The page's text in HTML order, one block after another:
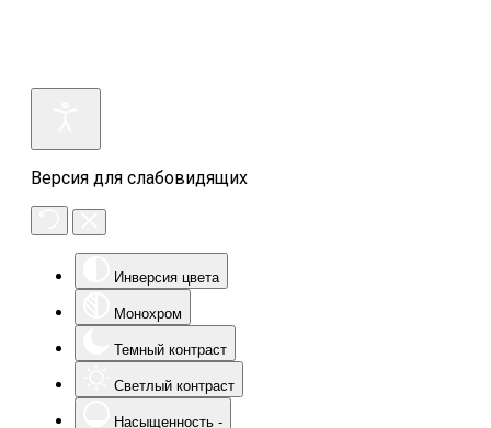
Версия для слабовидящих
Инверсия цвета
Монохром
Темный контраст
Светлый контраст
Насыщенность -